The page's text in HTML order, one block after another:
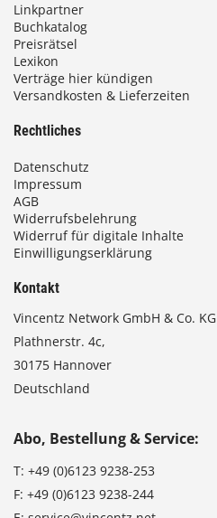
Linkpartner
Buchkatalog
Preisrätsel
Lexikon
Verträge hier kündigen
Versandkosten & Lieferzeiten
Rechtliches
Datenschutz
Impressum
AGB
Widerrufsbelehrung
Widerruf für digitale Inhalte
Einwilligungserklärung
Kontakt
Vincentz Network GmbH & Co. KG
Plathnerstr. 4c,
30175 Hannover
Deutschland
Abo, Bestellung & Service:
T: +49 (0)6123 9238-253
F: +49 (0)6123 9238-244